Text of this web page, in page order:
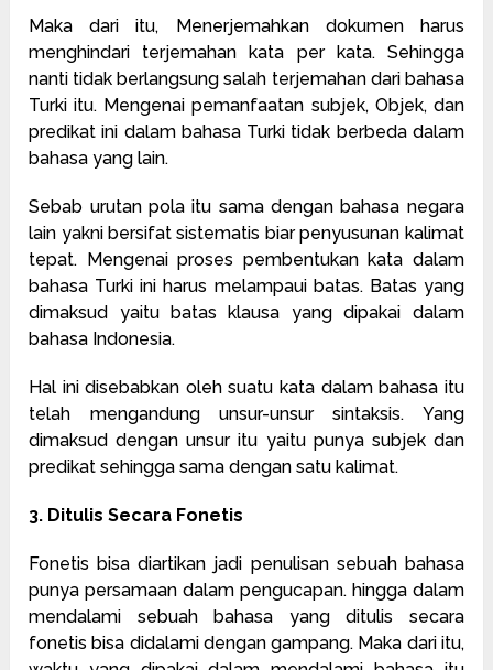
Maka dari itu, Menerjemahkan dokumen harus
menghindari terjemahan kata per kata. Sehingga
nanti tidak berlangsung salah terjemahan dari bahasa
Turki itu. Mengenai pemanfaatan subjek, Objek, dan
predikat ini dalam bahasa Turki tidak berbeda dalam
bahasa yang lain.
Sebab urutan pola itu sama dengan bahasa negara
lain yakni bersifat sistematis biar penyusunan kalimat
tepat. Mengenai proses pembentukan kata dalam
bahasa Turki ini harus melampaui batas. Batas yang
dimaksud yaitu batas klausa yang dipakai dalam
bahasa Indonesia.
Hal ini disebabkan oleh suatu kata dalam bahasa itu
telah mengandung unsur-unsur sintaksis. Yang
dimaksud dengan unsur itu yaitu punya subjek dan
predikat sehingga sama dengan satu kalimat.
3. Ditulis Secara Fonetis
Fonetis bisa diartikan jadi penulisan sebuah bahasa
punya persamaan dalam pengucapan. hingga dalam
mendalami sebuah bahasa yang ditulis secara
fonetis bisa didalami dengan gampang. Maka dari itu,